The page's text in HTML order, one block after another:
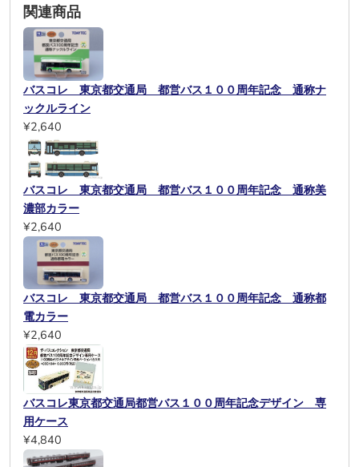
関連商品
バスコレ 東京都交通局 都営バス１００周年記念 通称ナ
ックルライン
¥2,640
バスコレ 東京都交通局 都営バス１００周年記念 通称美
濃部カラー
¥2,640
バスコレ 東京都交通局 都営バス１００周年記念 通称都
電カラー
¥2,640
バスコレ東京都交通局都営バス１００周年記念デザイン 専
用ケース
¥4,840